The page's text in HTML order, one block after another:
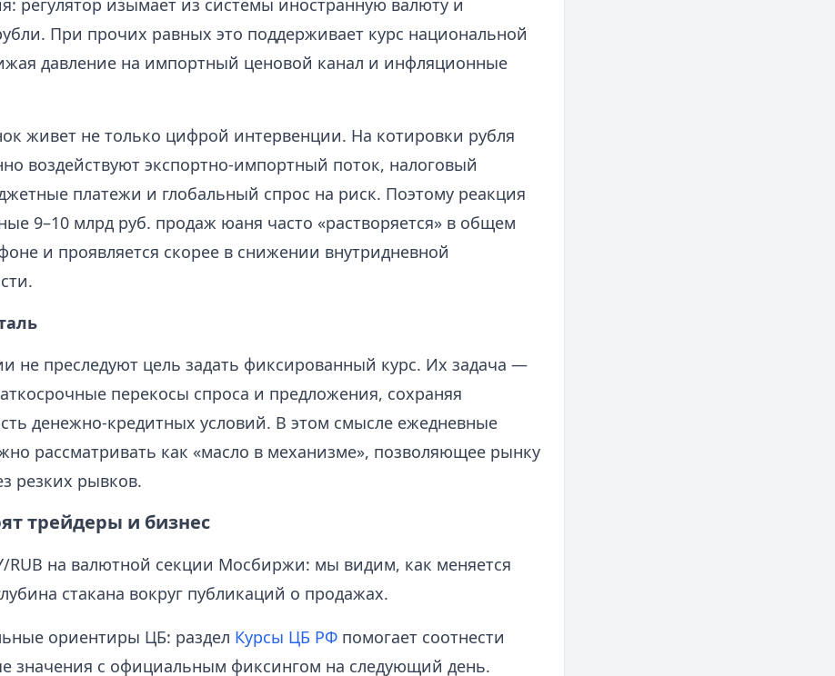
регулятор изымает из системы иностранную валюту и
При прочих равных это поддерживает курс национальной
давление на импортный ценовой канал и инфляционные
живет не только цифрой интервенции. На котировки рубля
воздействуют экспортно-импортный поток, налоговый
платежи и глобальный спрос на риск. Поэтому реакция
9–10 млрд руб. продаж юаня часто «растворяется» в общем
и проявляется скорее в снижении внутридневной
не преследуют цель задать фиксированный курс. Их задача —
перекосы спроса и предложения, сохраняя
денежно-кредитных условий. В этом смысле ежедневные
рассматривать как «масло в механизме», позволяющее рынку
резких рывков.
трейдеры и бизнес
RUB на валютной секции Мосбиржи: мы видим, как меняется
стакана вокруг публикаций о продажах.
ориентиры ЦБ: раздел Курсы ЦБ РФпомогает соотнести
значения с официальным фиксингом на следующий день.